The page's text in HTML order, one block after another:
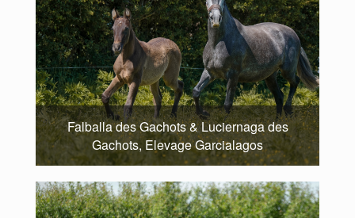
Falballa des Gachots & Luciernaga des
Gachots, Elevage Garcialagos